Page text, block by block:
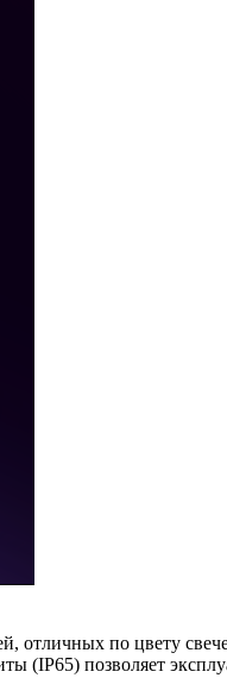
отличных по цвету
(IP65) позволяет